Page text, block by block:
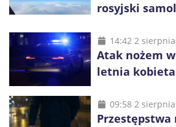
rosyjski
14:42 2
Atak nożem
letnia kobieta
obywatela
09:58 2